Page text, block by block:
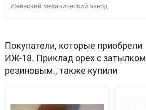
Ижевский механический завод
Покупатели, которые приобрели
ИЖ-18. Приклад орех с затылком
резиновым., также купили